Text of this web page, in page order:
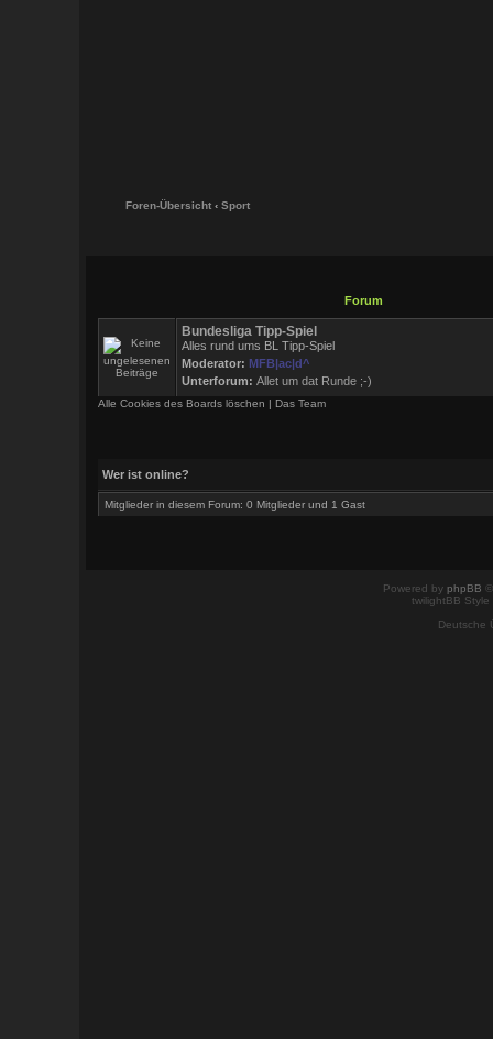
Foren-Übersicht ‹ Sport
Forum
Bundesliga Tipp-Spiel
Alles rund ums BL Tipp-Spiel
Moderator: MFB|ac|d^
Unterforum: Allet um dat Runde ;-)
Alle Cookies des Boards löschen | Das Team
Wer ist online?
Mitglieder in diesem Forum: 0 Mitglieder und 1 Gast
Powered by phpBB
twilightBB
Deutsche